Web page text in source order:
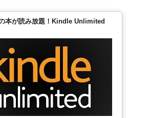
本が読み放題！Kindle Unlimited